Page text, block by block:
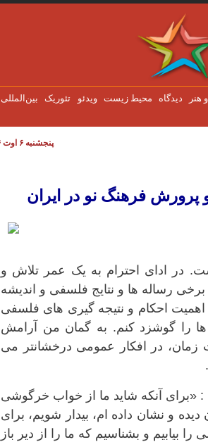
هنر دیدگاه محیط زیست ویدئو تئوریک بین‌المللی
پنجشنبه ۶ اوت ۲۰۲۶
فرهنگ نو در ایران
پرورش فرهنگ نو در ایران
در آلمان درگذشت. در ادای احترام به یک عمر تلاش و
رساله ها و نتایج فلسفی و اندیشه
احکام و نتیجه گیری های فلسفی
را گوشزد کنم. به گمان من آرامش
زمان، در افکار عمومی درخشانتر می
«برای آنکه شاید ما از خواب خرگوشی
و نشان داده ام، بیدار شویم، برای
بیابیم و بشناسیم که ما را از دیر باز